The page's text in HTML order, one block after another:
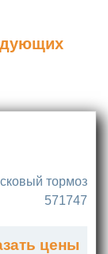
тормоз
571747
цены